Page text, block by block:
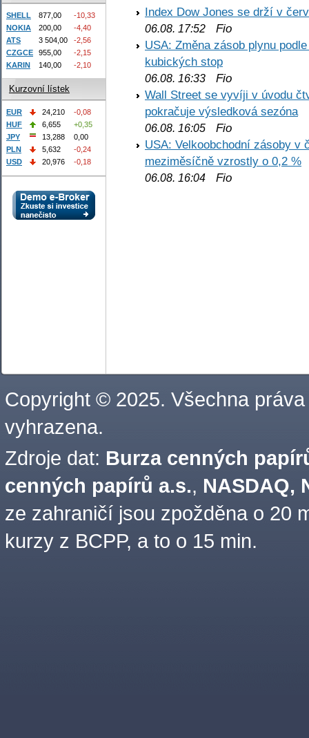
Index Dow Jones se drží v
06.08. 17:52 Fio
USA: Změna zásob plynu
kubických stop
06.08. 16:33 Fio
Wall Street se vyvíji v úvodu
pokračuje výsledková sezóna
06.08. 16:05 Fio
USA: Velkoobchodní zásoby v
meziměsíčně vzrostly o 0,2 %
06.08. 16:04 Fio
SHELL 877,00
-10,33
NOKIA
200,00
-4,40
ATS
3 504,00
-2,56
CZGCE
955,00
-2,15
KARIN
140,00 -2,10
Kurzovní lístek
EUR 24,210
-0,08
HUF
6,655
+0,35
JPY
13,288
0,00
PLN
5,632
-0,24
USD
20,976 -0,18
Copyright © 2025. Všechna práva
vyhrazena.
Zdroje dat: Burza cenných
cenných papírů a.s., NASDAQ,
ze zahraničí jsou zpožděna o 20
kurzy z BCPP, a to o 15 min.